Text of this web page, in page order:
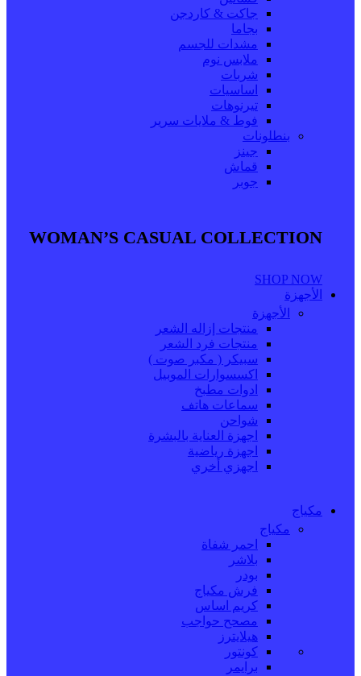
جاكت & كاردجن
بجاما
مشدات للجسم
ملابس نوم
شربات
اساسيات
تيرنوهات
فوط & ملايات سرير
بنطلونات
جينز
قماش
جوبر
WOMAN’S CASUAL COLLECTION
SHOP NOW
الأجهزة
الأجهزة
منتجات إزاله الشعر
منتجات فرد الشعر
سبيكر ( مكبر صوت )
اكسسوارات الموبيل
ادوات مطبخ
سماعات هاتف
شواحن
اجهزة العناية بالبشرة
اجهزة رياضية
اجهزي أخري
مكياج
مكياج
احمر شفاة
بلاشر
بودر
فرش مكياج
كريم اساس
مصحح حواجب
هيلايترز
كونتور
برايمر